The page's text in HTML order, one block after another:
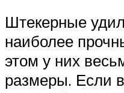
Штекерные
наиболее
этом у них
размеры. Если